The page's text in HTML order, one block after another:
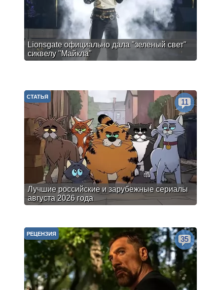
Lionsgate официально дала "зеленый свет"
сиквелу "Майкла"
Лучшие российские и зарубежные сериалы
августа 2026 года
СТАТЬЯ
11
РЕЦЕНЗИЯ
35